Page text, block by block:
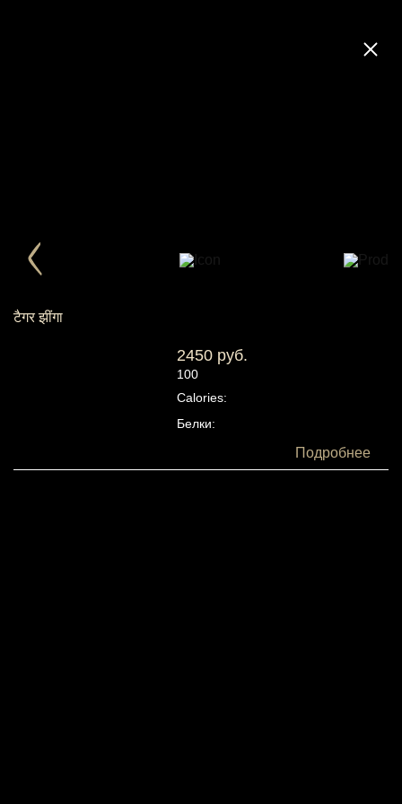
टैगर झींगा
2450 руб.
100
Calories:
Белки:
Подробнее